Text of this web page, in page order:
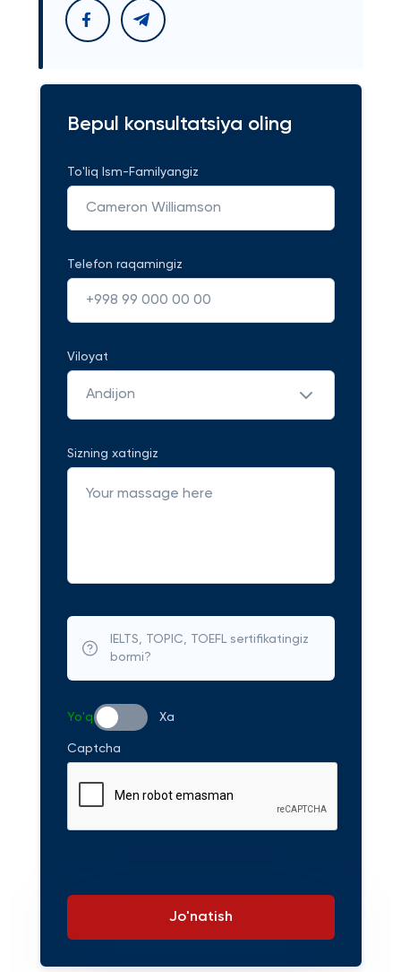
Bepul konsultatsiya oling
To'liq Ism-Familyangiz
Telefon raqamingiz
Viloyat
Andijon
Sizning xatingiz
IELTS, TOPIC, TOEFL sertifikatingiz
bormi?
Yo'q Xa
Captcha
Jo'natish